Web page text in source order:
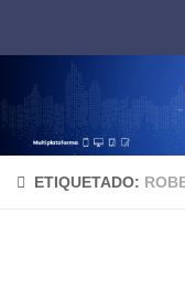
ETIQUETADO: